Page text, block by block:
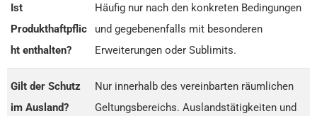
Ist
Produkthaftpflic
ht enthalten?
Häufig nur nach den konkreten Bedingungen
und gegebenenfalls mit besonderen
Erweiterungen oder Sublimits.
Gilt der Schutz
im Ausland?
Nur innerhalb des vereinbarten räumlichen
Geltungsbereichs. Auslandstätigkeiten und